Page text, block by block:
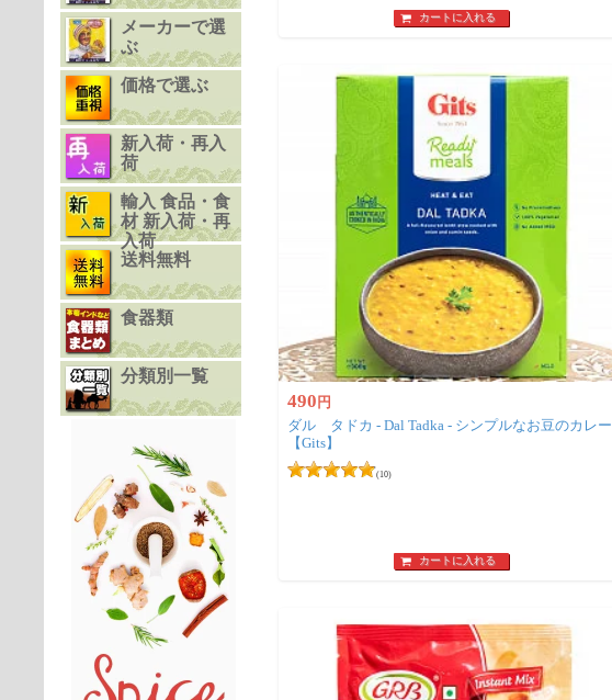
メーカーで選
ぶ
価格で選ぶ
新入荷・再入
荷
輸入 食品・食
材 新入荷・再
入荷
送料無料
食器類
分類別一覧
カートに入れる
490 円
ダル タドカ - Dal Tadka - シンプルなお豆のカレー
【Gits】
(10)
カートに入れる